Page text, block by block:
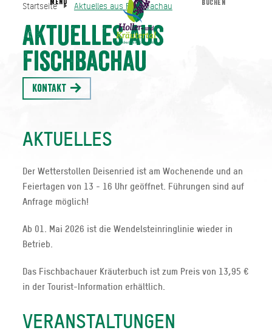
Startseite Aktuelles aus Fischbachau
Aktuelles aus
Fischbachau
Kontakt
AKTUELLES
Der Wetterstollen Deisenried ist am Wochenende und an
Feiertagen von 13 - 16 Uhr geöffnet. Führungen sind auf
Anfrage möglich!
Ab 01. Mai 2026 ist die Wendelsteinringlinie wieder in
Betrieb.
Das Fischbachauer Kräuterbuch ist zum Preis von 13,95 €
in der Tourist-Information erhältlich.
VERANSTALTUNGEN
Startseite Aktuelles aus Fischbachau
MENU BUCHEN